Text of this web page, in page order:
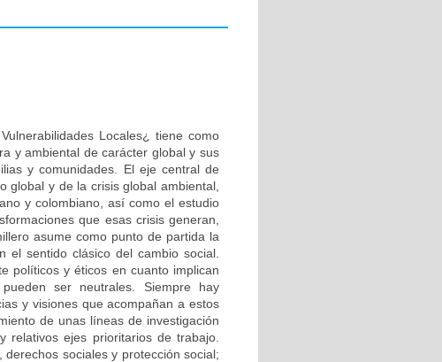
Locales¿ tiene como
y ambiental de carácter global y sus
y comunidades. El eje central de
global y de la crisis global ambiental,
y colombiano, así como el estudio
que esas crisis generan,
asume como punto de partida la
el sentido clásico del cambio social.
políticos y éticos en cuanto implican
ser neutrales. Siempre hay
y visiones que acompañan a estos
de unas líneas de investigación
relativos ejes prioritarios de trabajo.
sociales y protección social;